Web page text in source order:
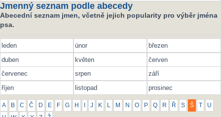
Jmenný seznam podle abecedy
Abecední seznam jmen, včetně jejich popularity pro výběr jména
psa.
leden únor
březen
duben
květen
červen
červenec
srpen
září
říjen
listopad prosinec
A B C Č D E F G H J K L M N O P Q R Ř S Š U